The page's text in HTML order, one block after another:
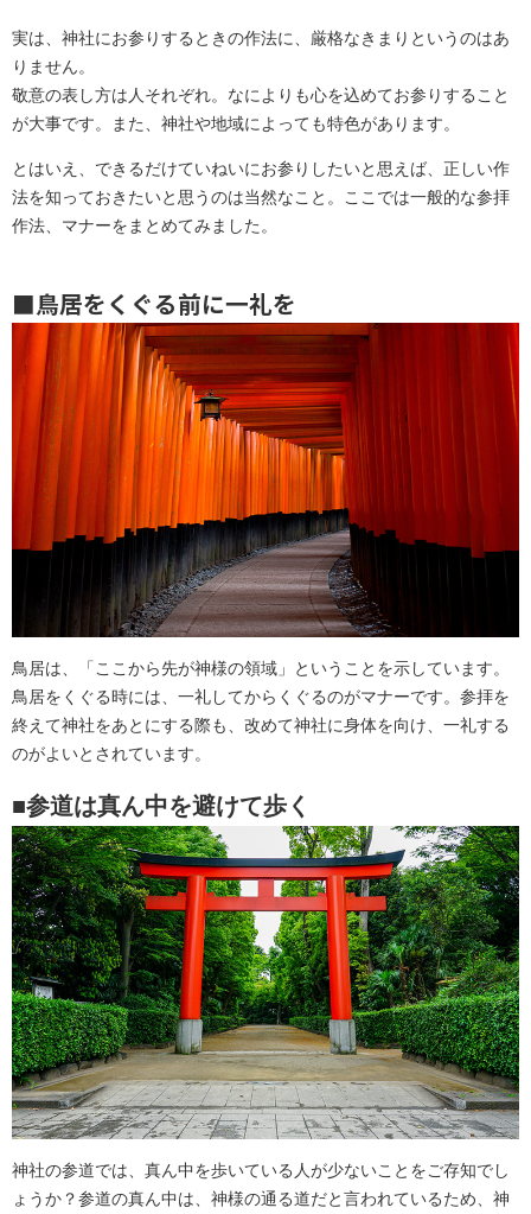
実は、神社にお参りするときの作法に、厳格なきまりというのはあ
りません。
敬意の表し方は人それぞれ。なによりも心を込めてお参りすること
が大事です。また、神社や地域によっても特色があります。
とはいえ、できるだけていねいにお参りしたいと思えば、正しい作
法を知っておきたいと思うのは当然なこと。ここでは一般的な参拝
作法、マナーをまとめてみました。
■鳥居をくぐる前に一礼を
鳥居は、「ここから先が神様の領域」ということを示しています。
鳥居をくぐる時には、一礼してからくぐるのがマナーです。参拝を
終えて神社をあとにする際も、改めて神社に身体を向け、一礼する
のがよいとされています。
■参道は真ん中を避けて歩く
神社の参道では、真ん中を歩いている人が少ないことをご存知でし
ょうか？参道の真ん中は、神様の通る道だと言われているため、神